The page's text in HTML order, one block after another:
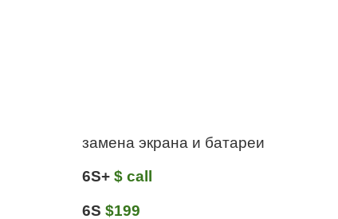
замена экрана и батареи
6S+ $ call
6S $199